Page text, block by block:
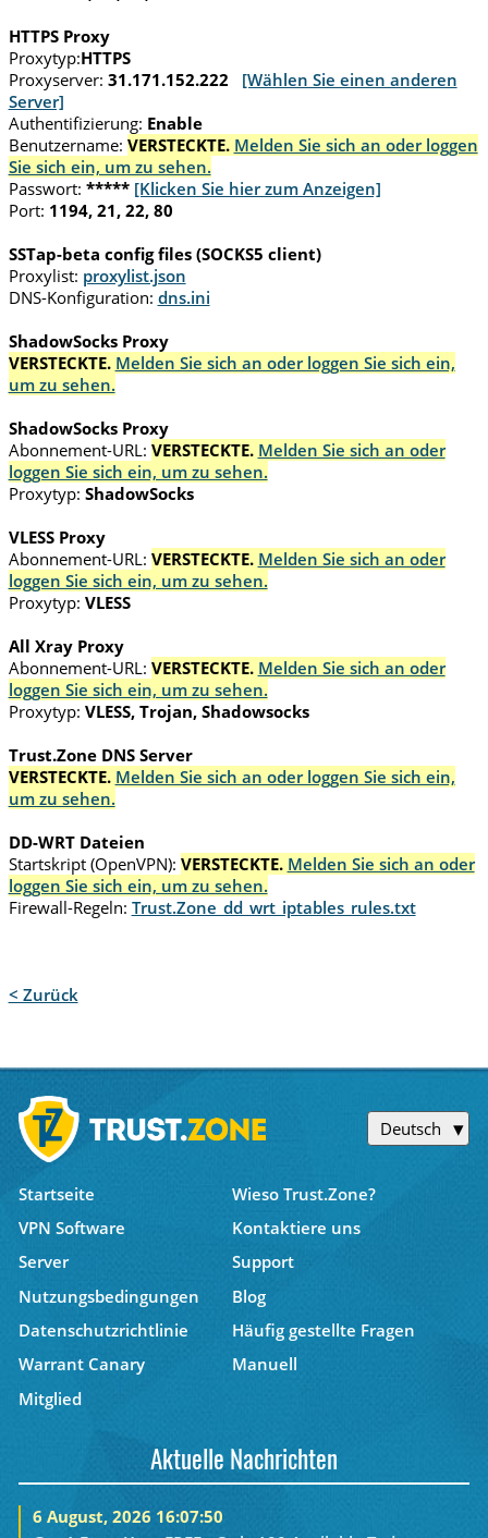
HTTPS Proxy
Proxytyp:HTTPS
Proxyserver: 31.171.152.222
[Wählen Sie einen anderen
Server]
Authentifizierung: Enable
Benutzername: VERSTECKTE. Melden Sie sich an oder loggen
Sie sich ein, um zu sehen.
Passwort: ***** [Klicken Sie hier zum Anzeigen]
Port: 1194, 21, 22, 80
SSTap-beta config files (SOCKS5 client)
Proxylist: proxylist.json
DNS-Konfiguration: dns.ini
ShadowSocks Proxy
VERSTECKTE. Melden Sie sich an oder loggen Sie sich ein,
um zu sehen.
ShadowSocks Proxy
Abonnement-URL: VERSTECKTE. Melden Sie sich an oder
loggen Sie sich ein, um zu sehen.
Proxytyp: ShadowSocks
VLESS Proxy
Abonnement-URL: VERSTECKTE. Melden Sie sich an oder
loggen Sie sich ein, um zu sehen.
Proxytyp: VLESS
All Xray Proxy
Abonnement-URL: VERSTECKTE. Melden Sie sich an oder
loggen Sie sich ein, um zu sehen.
Proxytyp: VLESS, Trojan, Shadowsocks
Trust.Zone DNS Server
VERSTECKTE. Melden Sie sich an oder loggen Sie sich ein,
um zu sehen.
DD-WRT Dateien
Startskript (OpenVPN): VERSTECKTE. Melden Sie sich an oder
loggen Sie sich ein, um zu sehen.
Firewall-Regeln: Trust.Zone_dd_wrt_iptables_rules.txt
< Zurück
Deutsch
Startseite
Wieso Trust.Zone?
VPN Software
Kontaktiere uns
Server
Support
Nutzungsbedingungen
Blog
Datenschutzrichtlinie
Häufig gestellte Fragen
Warrant Canary
Manuell
Mitglied
Aktuelle Nachrichten
6 August, 2026 16:07:50